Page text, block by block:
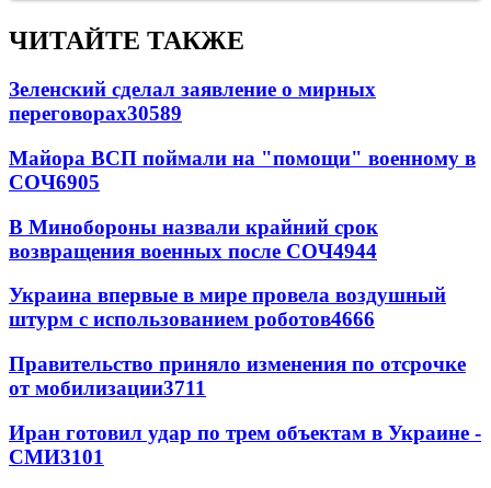
ЧИТАЙТЕ ТАКЖЕ
Зеленский сделал заявление о мирных
переговорах30589
Майора ВСП поймали на "помощи" военному в
СОЧ6905
В Минобороны назвали крайний срок
возвращения военных после СОЧ4944
Украина впервые в мире провела воздушный
штурм с использованием роботов4666
Правительство приняло изменения по отсрочке
от мобилизации3711
Иран готовил удар по трем объектам в Украине -
СМИ3101